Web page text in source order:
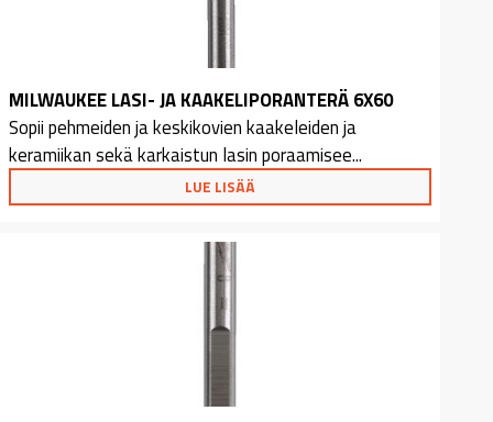
MILWAUKEE LASI- JA KAAKELIPORANTERÄ 6X60
Sopii pehmeiden ja keskikovien kaakeleiden ja
keramiikan sekä karkaistun lasin poraamisee...
LUE LISÄÄ